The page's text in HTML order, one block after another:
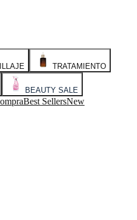
TRATAMIENTO
BEAUTY SALE
Best SellersNew